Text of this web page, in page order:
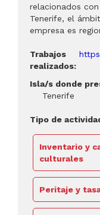
relacionados
Tenerife, el
empresa es
Trabajos
realizados:
Isla/s donde
Tenerife
Tipo de
Inventario y
culturales
Peritaje y